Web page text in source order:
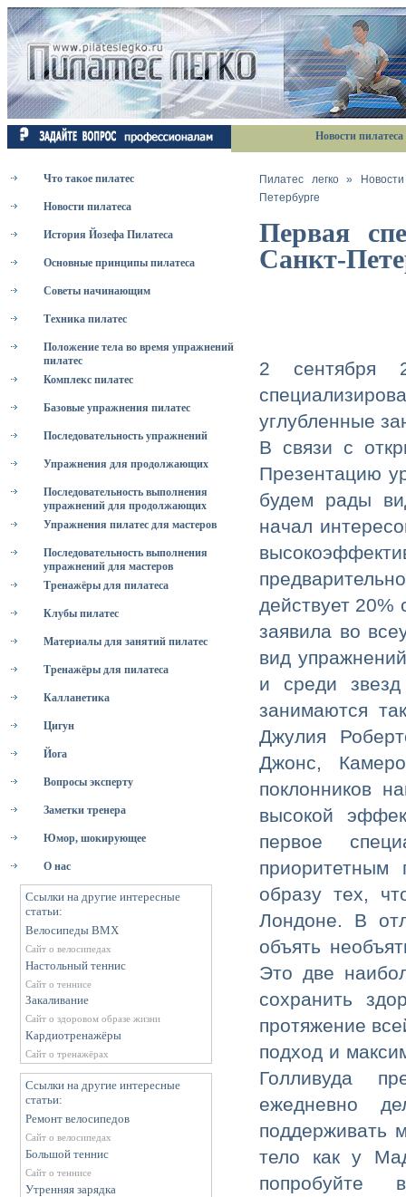
Новости пилатеса
Что такое пилатес
Новости пилатеса
История Йозефа Пилатеса
Основные принципы пилатеса
Советы начинающим
Техника пилатес
Положение тела во время упражнений
пилатес
Комплекс пилатес
Базовые упражнения пилатес
Последовательность упражнений
Упражнения для продолжающих
Последовательность выполнения
упражнений для продолжающих
Упражнения пилатес для мастеров
Последовательность выполнения
упражнений для мастеров
Тренажёры для пилатеса
Клубы пилатес
Материалы для занятий пилатес
Тренажёры для пилатеса
Калланетика
Цигун
Йога
Вопросы эксперту
Заметки тренера
Юмор, шокирующее
О нас
Ссылки на другие интересные
статьи:
Велосипеды BMX
Сайт о велосипедах
Настольный теннис
Сайт о теннисе
Закаливание
Сайт о здоровом образе жизни
Кардиотренажёры
Сайт о тренажёрах
Ссылки на другие интересные
статьи:
Ремонт велосипедов
Сайт о велосипедах
Большой теннис
Сайт о теннисе
Утренняя зарядка
Пилатес легко»
Петербурге
Первая
Санкт-
2 сентября
углубленные
В связи с
Презентацию
будем рады
начал
действует 20%
заявила во
вид
и среди
занимаются
Джулия
Джонс,
поклонников
высокой
первое
приоритетным
образу тех,
Лондоне. В
объять
Это две
сохранить
протяжение
подход и
Голливуда
ежедневно
поддерживать
тело как у
попробуйте